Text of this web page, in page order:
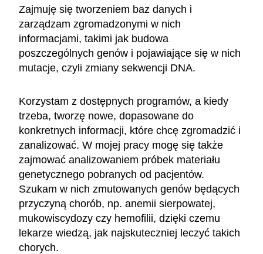
Zajmuję się tworzeniem baz danych i
zarządzam zgromadzonymi w nich
informacjami, takimi jak budowa
poszczególnych genów i pojawiające się w nich
mutacje, czyli zmiany sekwencji DNA.
Korzystam z dostępnych programów, a kiedy
trzeba, tworzę nowe, dopasowane do
konkretnych informacji, które chcę zgromadzić i
zanalizować. W mojej pracy mogę się także
zajmować analizowaniem próbek materiału
genetycznego pobranych od pacjentów.
Szukam w nich zmutowanych genów będących
przyczyną chorób, np. anemii sierpowatej,
mukowiscydozy czy hemofilii, dzięki czemu
lekarze wiedzą, jak najskuteczniej leczyć takich
chorych.